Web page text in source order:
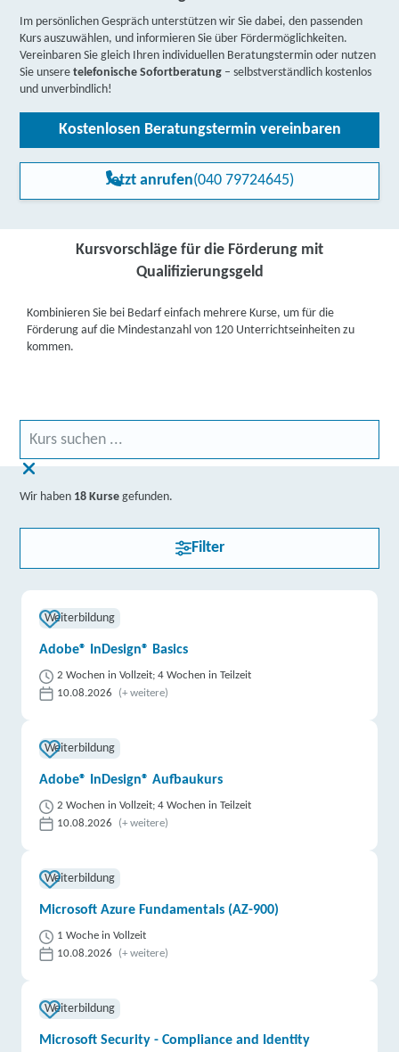
Im persönlichen Gespräch unterstützen wir Sie dabei, den passenden
Kurs auszuwählen, und informieren Sie über Fördermöglichkeiten.
Vereinbaren Sie gleich Ihren individuellen Beratungstermin oder nutzen
Sie unseretelefonische Sofortberatung – selbstverständlich kostenlos
und unverbindlich!
Kostenlosen Beratungstermin vereinbaren
Jetzt anrufen(040 79724645)
Kursvorschläge für die Förderung mit
Qualifizierungsgeld
Kombinieren Sie bei Bedarf einfach mehrere Kurse, um für die
Förderung auf die Mindestanzahl von 120 Unterrichtseinheiten zu
kommen.
Wir haben 18 Kurse gefunden.
Filter
Weiterbildung
Adobe® InDesign® Basics
2 Wochen in Vollzeit; 4 Wochen in Teilzeit
10.08.2026
(+ weitere)
Weiterbildung
Adobe® InDesign® Aufbaukurs
2 Wochen in Vollzeit; 4 Wochen in Teilzeit
10.08.2026
(+ weitere)
Weiterbildung
Microsoft Azure Fundamentals (AZ-900)
1 Woche in Vollzeit
10.08.2026
(+ weitere)
Weiterbildung
Microsoft Security - Compliance and Identity